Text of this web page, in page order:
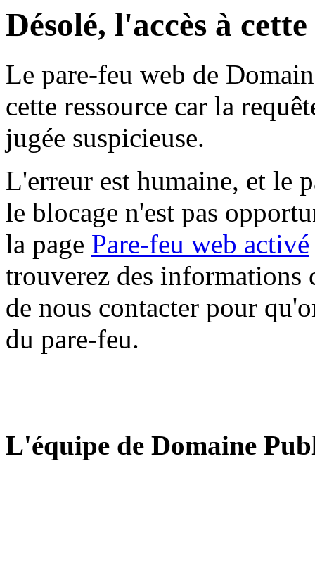
Désolé, l'accès à
Le pare-feu web de
cette ressource car la
jugée suspicieuse.
L'erreur est humaine, et le
le blocage n'est pas
la page Pare-feu web activé
trouverez des informations
de nous contacter pour
du pare-feu.
L'équipe de Domaine